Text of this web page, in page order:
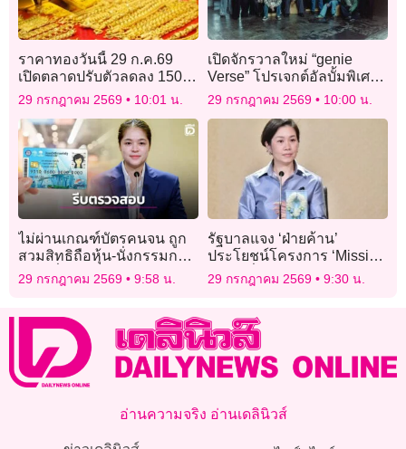
ราคาทองวันนี้ 29 ก.ค.69
เปิดตลาดปรับตัวลดลง 150
บาท
29 กรกฎาคม 2569 10:01 น.
เปิดจักรวาลใหม่ “genie
Verse” โปรเจกต์อัลบั้มพิเศษ
ชวนศิลปินรุ่นใหม่ตีความ
เพลงฮิตในตำนาน
29 กรกฎาคม 2569 10:00 น.
ไม่ผ่านเกณฑ์บัตรคนจน ถูก
สวมสิทธิถือหุ้น-นั่งกรรมการ
ให้รีบยื่นตรวจสอบ
29 กรกฎาคม 2569 9:58 น.
รัฐบาลแจง ‘ฝ่ายค้าน’
ประโยชน์โครงการ ‘Missing
Link’ เชื่อมรถไฟชุมพร-
29 กรกฎาคม 2569 9:30 น.
อ่านความจริง อ่านเดลินิวส์